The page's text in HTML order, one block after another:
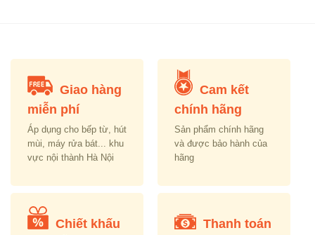
Giao hàng
miễn phí
Áp dụng cho bếp từ, hút
mùi, máy rửa bát... khu
vực nội thành Hà Nội
Cam kết
chính hãng
Sản phẩm chính hãng
và được bảo hành của
hãng
Chiết khấu
Thanh toán